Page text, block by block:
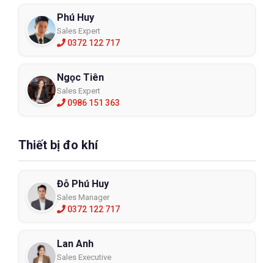
Phú Huy
Sales Expert
0372 122 717
Ngọc Tiên
Sales Expert
0986 151 363
Thiết bị đo khí
Đỗ Phú Huy
Sales Manager
0372 122 717
Lan Anh
Sales Executive